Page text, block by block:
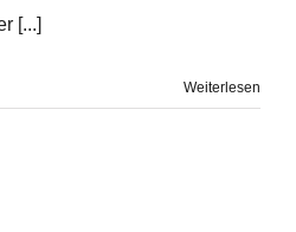
[...]
Weiterlesen